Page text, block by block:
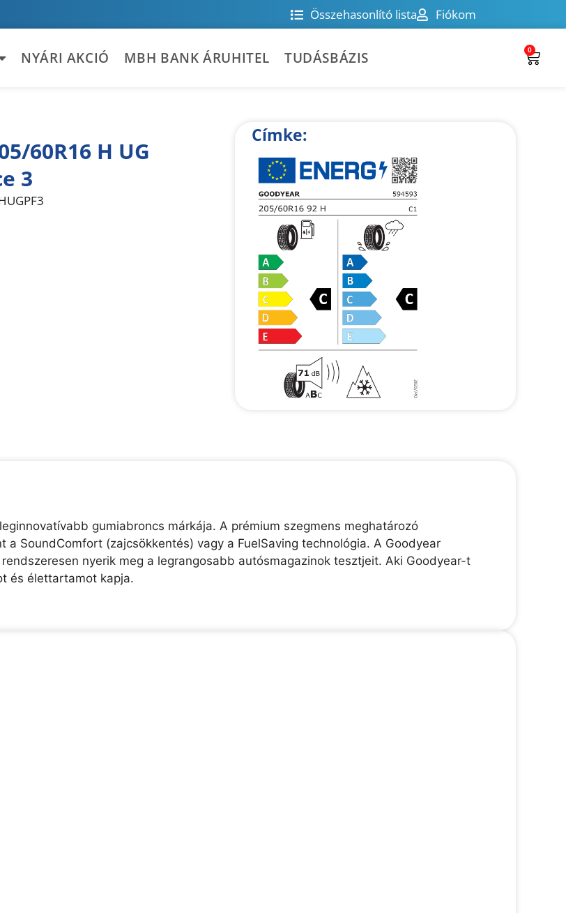
Összehasonlító lista Fiókom
NYÁRI AKCIÓ MBH BANK ÁRUHITEL TUDÁSBÁZIS 0
60R16 H UG
3
Címke:
gumiabroncs márkája. A prémium szegmens meghatározó
SoundComfort (zajcsökkentés) vagy a FuelSaving technológia. A Goodyear
nyerik meg a legrangosabb autósmagazinok tesztjeit. Aki Goodyear-t
és élettartamot kapja.